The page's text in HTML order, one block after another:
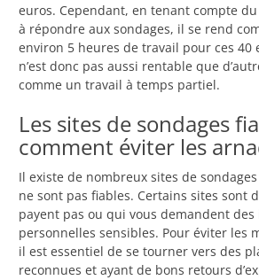
euros. Cependant, en tenant compte du
à répondre aux sondages, il se rend
environ 5 heures de travail pour ces 40
n’est donc pas aussi rentable que
comme un travail à temps partiel.
Les sites de sondages
comment éviter les
Il existe de nombreux sites de
ne sont pas fiables. Certains sites sont
payent pas ou qui vous demandent
personnelles sensibles. Pour éviter les
il est essentiel de se tourner vers des
reconnues et ayant de bons retours